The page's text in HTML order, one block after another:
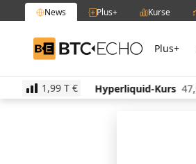
News Plus+ Kurse
BTC-ECHO Plus+
1,99 T €
Hyperliquid-Kurs 47,92 € -0.20%